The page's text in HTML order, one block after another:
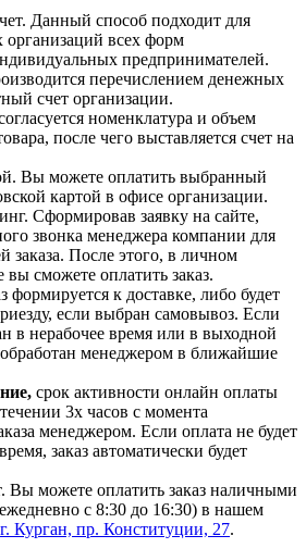
Данный способ подходит для
всех форм
предпринимателей.
перечислением денежных
счет организации.
номенклатура и объем
после чего выставляется счет на
Вы можете оплатить выбранный
картой в офисе организации.
Сформировав заявку на сайте,
звонка менеджера компании для
заказа. После этого, в личном
вы сможете оплатить заказ.
формируется к доставке, либо будет
если выбран самовывоз. Если
в нерабочее время или в выходной
обработан менеджером в ближайшие
срок активности онлайн оплаты
3х часов с момента
менеджером. Если оплата не будет
заказ автоматически будет
Вы можете оплатить заказ наличными
с 8:30 до 16:30) в нашем
г. Курган, пр. Конституции, 27.